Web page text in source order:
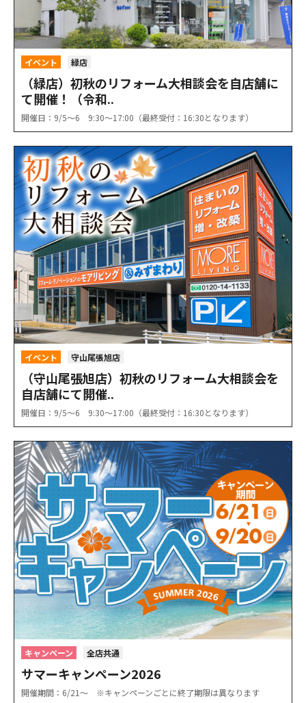
イベント 緑店
（緑店）初秋のリフォーム大相談会を自店舗に
て開催！（令和..
開催日：9/5〜6 9:30〜17:00（最終受付：16:30となります）
イベント 守山尾張旭店
（守山尾張旭店）初秋のリフォーム大相談会を
自店舗にて開催..
開催日：9/5〜6 9:30〜17:00（最終受付：16:30となります）
キャンペーン 全店共通
サマーキャンペーン2026
開催期間：6/21〜 ※キャンペーンごとに終了期限は異なります